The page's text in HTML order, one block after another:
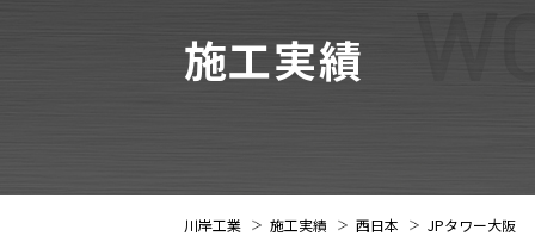
施工実績
川岸工業 施工実績 西日本 JPタワー大阪